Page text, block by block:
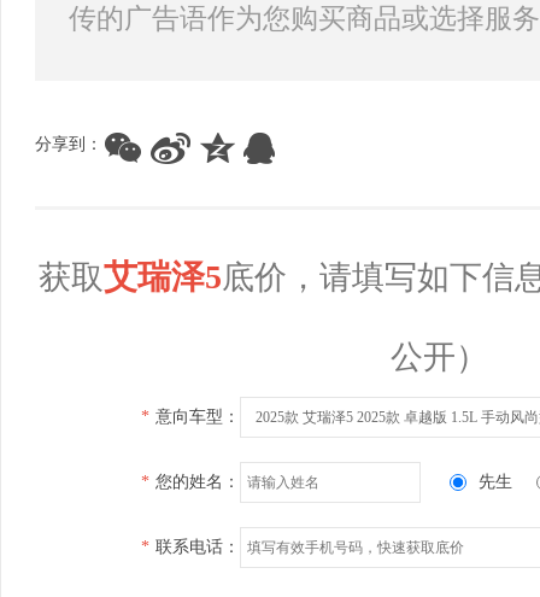
传的广告语作为您购买商品或选择服
分享到：
获取艾瑞泽5底价，请填写如下信
公开）
* 意向车型： 2025款 艾瑞泽5 2025款 卓越版 1.5L 手动风
* 您的姓名： 先生
* 联系电话：